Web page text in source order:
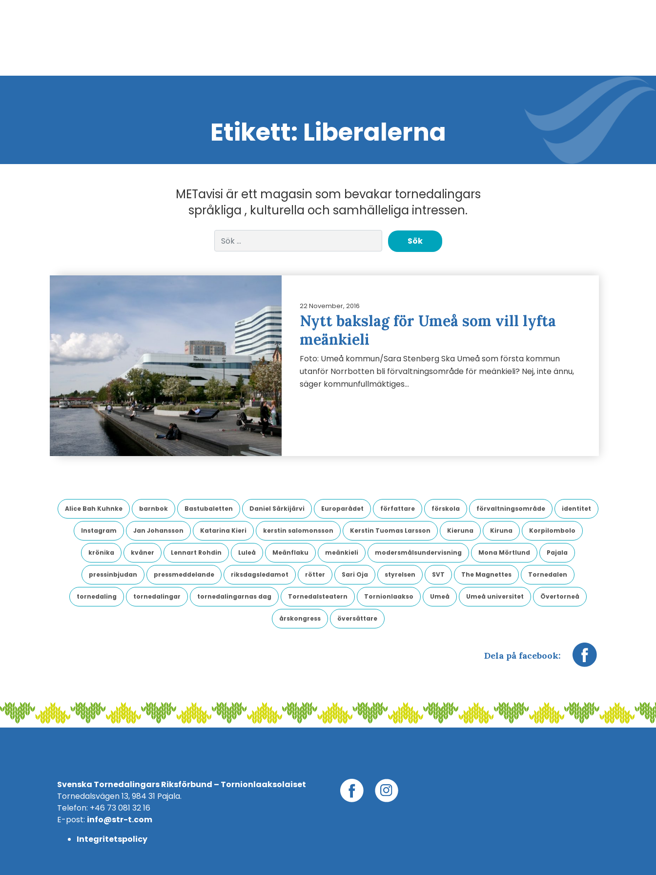
Etikett: Liberalerna
METavisi är ett magasin som bevakar tornedalingars
språkliga , kulturella och samhälleliga intressen.
22 November, 2016
Nytt bakslag för Umeå som vill lyfta
meänkieli
Foto: Umeå kommun/Sara Stenberg Ska Umeå som första kommun
utanför Norrbotten bli förvaltningsområde för meänkieli? Nej, inte ännu,
säger kommunfullmäktiges…
Alice Bah Kuhnke barnbok Bastubaletten Daniel Särkijärvi Europarådet författare förskola förvaltningsområde identitet
Instagram Jan Johansson Katarina Kieri kerstin salomonsson Kerstin Tuomas Larsson Kieruna Kiruna Korpilombolo
krönika kväner Lennart Rohdin Luleå Meänflaku meänkieli modersmålsundervisning Mona Mörtlund Pajala
pressinbjudan pressmeddelande riksdagsledamot rötter Sari Oja styrelsen SVT The Magnettes Tornedalen
tornedaling tornedalingar tornedalingarnas dag Tornedalsteatern Tornionlaakso Umeå Umeå universitet Övertorneå
årskongress översättare
Dela på facebook:
Svenska Tornedalingars Riksförbund – Tornionlaaksolaiset
Tornedalsvägen 13, 984 31 Pajala.
Telefon: +46 73 081 32 16
E-post: info@str-t.com
Integritetspolicy